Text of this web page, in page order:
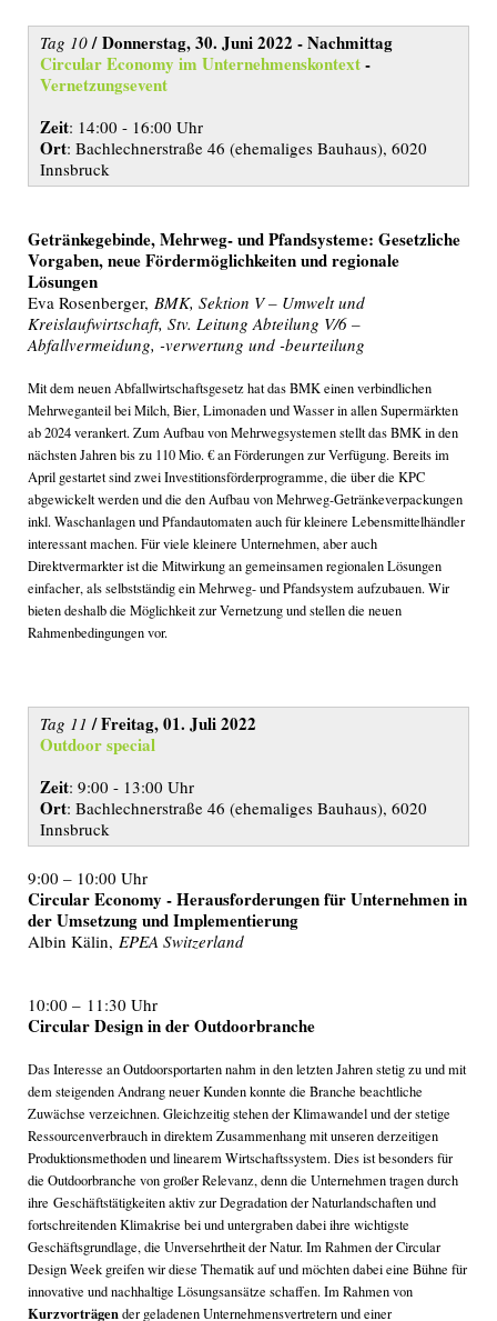
Tag 10/ Donnerstag, 30. Juni 2022 - Nachmittag
Circular Economy im Unternehmenskontext-
Vernetzungsevent
Zeit: 14:00 - 16:00 Uhr
Ort: Bachlechnerstraße 46 (ehemaliges Bauhaus), 6020
Innsbruck
Getränkegebinde, Mehrweg- und Pfandsysteme: Gesetzliche
Vorgaben, neue Fördermöglichkeiten und regionale
Lösungen
Eva Rosenberger, BMK, Sektion V – Umwelt und
Kreislaufwirtschaft, Stv. Leitung Abteilung V/6 –
Abfallvermeidung, -verwertung und -beurteilung
Mit dem neuen Abfallwirtschaftsgesetz hat das BMK einen verbindlichen
Mehrweganteil bei Milch, Bier, Limonaden und Wasser in allen Supermärkten
ab 2024 verankert. Zum Aufbau von Mehrwegsystemen stellt das BMK in den
nächsten Jahren bis zu 110 Mio. € an Förderungen zur Verfügung. Bereits im
April gestartet sind zwei Investitionsförderprogramme, die über die KPC
abgewickelt werden und die den Aufbau von Mehrweg-Getränkeverpackungen
inkl. Waschanlagen und Pfandautomaten auch für kleinere Lebensmittelhändler
interessant machen. Für viele kleinere Unternehmen, aber auch
Direktvermarkter ist die Mitwirkung an gemeinsamen regionalen Lösungen
einfacher, als selbstständig ein Mehrweg- und Pfandsystem aufzubauen. Wir
bieten deshalb die Möglichkeit zur Vernetzung und stellen die neuen
Rahmenbedingungen vor.
Tag 11 / Freitag, 01. Juli 2022
Outdoor special
Zeit: 9:00 - 13:00 Uhr
Ort: Bachlechnerstraße 46 (ehemaliges Bauhaus), 6020
Innsbruck
9:00 – 10:00 Uhr
Circular Economy - Herausforderungen für Unternehmen in
der Umsetzung und Implementierung
Albin Kälin, EPEA Switzerland
10:00 – 11:30 Uhr
Circular Design in der Outdoorbranche
Das Interesse an Outdoorsportarten nahm in den letzten Jahren stetig zu und mit
dem steigenden Andrang neuer Kunden konnte die Branche beachtliche
Zuwächse verzeichnen. Gleichzeitig stehen der Klimawandel und der stetige
Ressourcenverbrauch in direktem Zusammenhang mit unseren derzeitigen
Produktionsmethoden und linearem Wirtschaftssystem. Dies ist besonders für
die Outdoorbranche von großer Relevanz, denn die Unternehmen tragen durch
ihre Geschäftstätigkeiten aktiv zur Degradation der Naturlandschaften und
fortschreitenden Klimakrise bei und untergraben dabei ihre wichtigste
Geschäftsgrundlage, die Unversehrtheit der Natur. Im Rahmen der Circular
Design Week greifen wir diese Thematik auf und möchten dabei eine Bühne für
innovative und nachhaltige Lösungsansätze schaffen. Im Rahmen von
Kurzvorträgender geladenen Unternehmensvertretern und einer